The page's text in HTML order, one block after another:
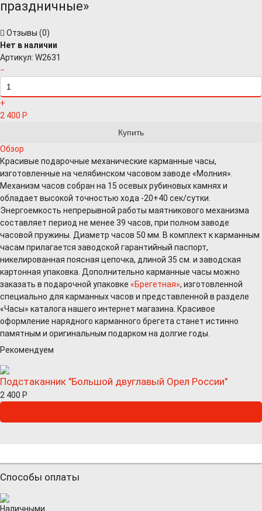
праздничные»
Отзывы (0)
Нет в наличии
Артикул: W2631
−
+
2 400 Р
Обзор
Красивые подарочные механические карманные часы,
изготовленные на челябинском часовом заводе «Молния».
Механизм часов собран на 15 осевых рубиновых камнях и
обладает высокой точностью хода -20+40 сек/сутки.
Энергоемкость непрерывной работы маятникового механизма
составляет период не менее 39 часов, при полном заводе
часовой пружины. Диаметр часов 50 мм. В комплект к карманным
часам прилагается заводской гарантийный паспорт,
никелированная поясная цепочка, длиной 35 см. и заводская
картонная упаковка. Дополнительно карманные часы можно
заказать в подарочной упаковке «Брегетная», изготовленной
специально для карманных часов и представленной в разделе
«Часы» каталога нашего интернет магазина. Красивое
оформление нарядного карманного брегета станет истинно
памятным и оригинальным подарком на долгие годы.
Рекомендуем
Подстаканник "Большой двуглавый Орел России"
2 400 Р
Способы оплаты
Наличными